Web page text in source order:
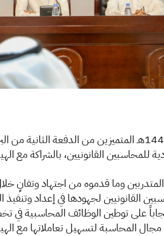
كرّم محافظ الهيئة العامة للزكاة والدخل معالي المهندس سهيل بن محمد أبانمي، يوم الأثنين 11 ربيع
وما قدموه من اجتهاد وتفانٍ خلال
لجهودها في إعداد وتنفيذ
على توطين الوظائف المحاسبية في